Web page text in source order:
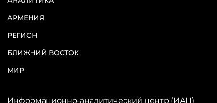
АРМЕНИЯ
РЕГИОН
БЛИЖНИЙ ВОСТОК
МИР
Информационно-аналитический центр (ИАЦ)